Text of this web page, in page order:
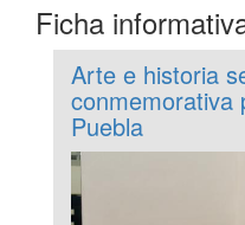
Ficha
Arte e historia
conmemorativa
Puebla